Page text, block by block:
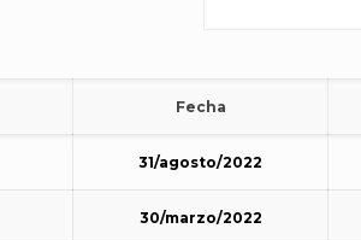
Fecha
31/agosto/2022
30/marzo/2022